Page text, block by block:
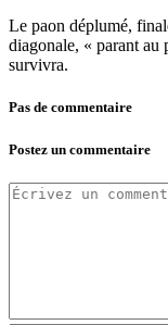
Le paon déplumé,
diagonale, « parant au
survivra.
Pas de commentaire
Postez un commentaire